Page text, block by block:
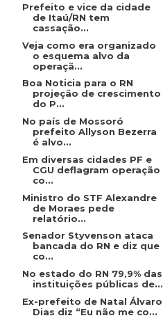
Prefeito e vice da cidade
de Itaú/RN tem
cassação...
Veja como era organizado
o esquema alvo da
operaçã...
Boa Noticia para o RN
projeção de crescimento
do P...
No país de Mossoró
prefeito Allyson Bezerra
é alvo...
Em diversas cidades PF e
CGU deflagram operação
co...
Ministro do STF Alexandre
de Moraes pede
relatório...
Senador Styvenson ataca
bancada do RN e diz que
co...
No estado do RN 79,9% das
instituições públicas de...
Ex-prefeito de Natal Álvaro
Dias diz “Eu não me co...